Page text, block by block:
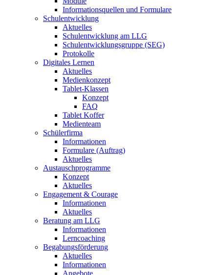
Informationsquellen und Formulare
Schulentwicklung
Aktuelles
Schulentwicklung am LLG
Schulentwicklungsgruppe (SEG)
Protokolle
Digitales Lernen
Aktuelles
Medienkonzept
Tablet-Klassen
Konzept
FAQ
Tablet Koffer
Medienteam
Schülerfirma
Informationen
Formulare (Auftrag)
Aktuelles
Austauschprogramme
Konzept
Aktuelles
Engagement & Courage
Informationen
Aktuelles
Beratung am LLG
Informationen
Lerncoaching
Begabungsförderung
Aktuelles
Informationen
Angebote